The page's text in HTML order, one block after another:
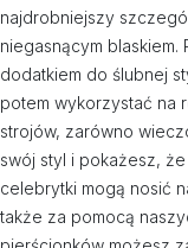
najdrobniejszy
niegasnącym
dodatkiem do ślubnej
potem wykorzystać na
strojów, zarówno
swój styl i pokażesz,
celebrytki mogą nosić
także za pomocą